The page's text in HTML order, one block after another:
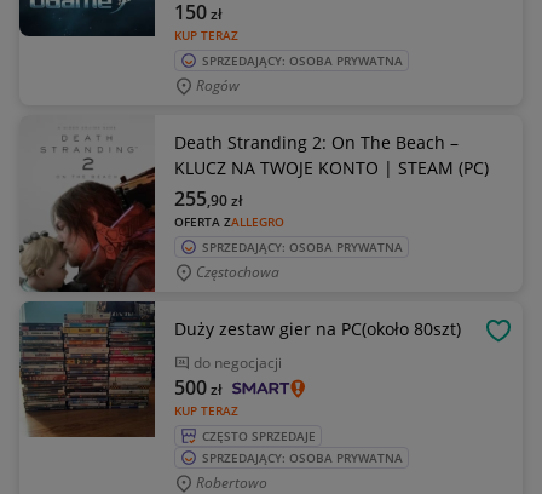
KUP TERAZ
150zł
SPRZEDAJĄCY: OSOBA PRYWATNA
Rogów
Death Stranding 2: On The Beach –
KLUCZ NA TWOJE KONTO | STEAM (PC)
OFERTA ZALLEGRO
255,90zł
SPRZEDAJĄCY: OSOBA PRYWATNA
Częstochowa
Duży zestaw gier na PC(około 80szt)
do negocjacji
KUP TERAZ
500zł
CZĘSTO SPRZEDAJE
SPRZEDAJĄCY: OSOBA PRYWATNA
Robertowo